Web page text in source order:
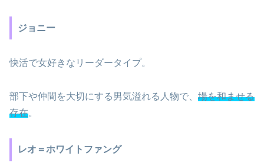
ジョニー
快活で女好きなリーダータイプ。
部下や仲間を大切にする男気溢れる人物で、 場を和ませる
存在。
レオ＝ホワイトファング